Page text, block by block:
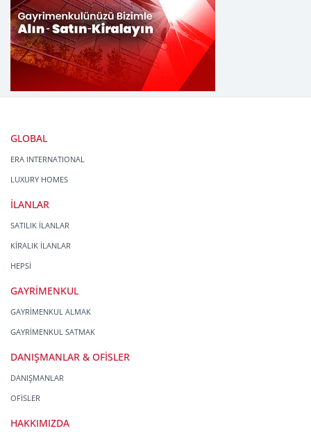
GLOBAL
ERA INTERNATIONAL
LUXURY HOMES
İLANLAR
SATILIK İLANLAR
KİRALIK İLANLAR
HEPSİ
GAYRİMENKUL
GAYRİMENKUL ALMAK
GAYRİMENKUL SATMAK
DANIŞMANLAR & OFİSLER
DANIŞMANLAR
OFİSLER
HAKKIMIZDA